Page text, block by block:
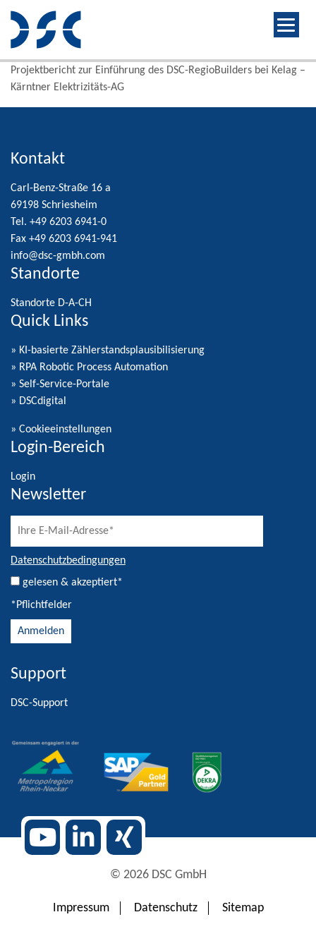
Projektbericht zur Einführung des DSC-RegioBuilders bei Kelag –
Kärntner Elektrizitäts-AG
Kontakt
Carl-Benz-Straße 16 a
69198 Schriesheim
Tel. +49 6203 6941-0
Fax +49 6203 6941-941
info@dsc-gmbh.com
Standorte
Standorte D-A-CH
Quick Links
» KI-basierte Zählerstandsplausibilisierung
» RPA Robotic Process Automation
» Self-Service-Portale
» DSCdigital
» Cookieeinstellungen
Login-Bereich
Login
Newsletter
Datenschutzbedingungen
gelesen & akzeptiert*
*Pflichtfelder
Alternative:
Support
DSC-Support
© 2026 DSC GmbH
Impressum Datenschutz Sitemap